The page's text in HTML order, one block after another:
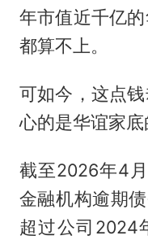
年市值近千亿
都算不上。
可如今，这点
心的是华谊家底
截至2026年4
金融机构逾期
超过公司2024